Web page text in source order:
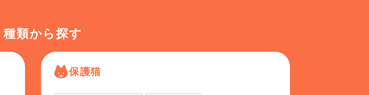
種類から探す
保護猫